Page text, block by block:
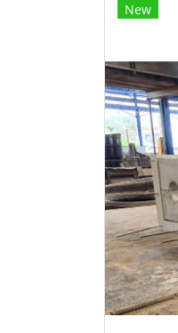
New